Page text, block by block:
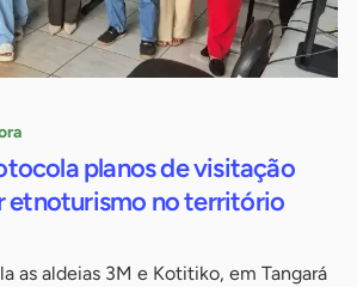
planos de visitação
etnoturismo no território
as aldeias 3M e Kotitiko, em Tangará